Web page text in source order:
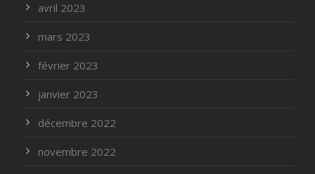
avril 2023
mars 2023
février 2023
janvier 2023
décembre 2022
novembre 2022